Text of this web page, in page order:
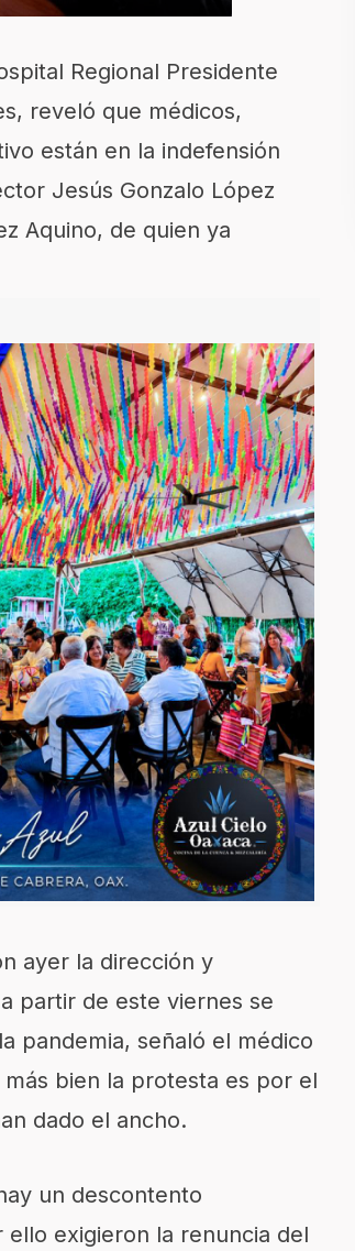
Regional Presidente
reveló que médicos,
están en la indefensión
Jesús Gonzalo López
Aquino, de quien ya
ayer la dirección y
partir de este viernes se
pandemia, señaló el médico
bien la protesta es por el
dado el ancho.
un descontento
exigieron la renuncia del